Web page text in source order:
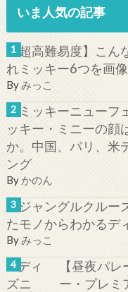
いま人気の記事
【超高難易度】こ
れミッキー6つを画像
Byみっこ
【ミッキーニューフ
ッキー・ミニーの顔
か。中国、パリ、米
ング
By かのん
【ジャングルクルー
たモノからわかるデ
Byみっこ
【昼夜パ
ー・プレミ